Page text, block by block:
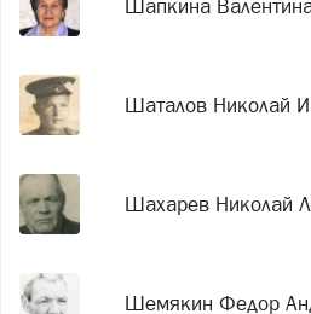
Шапкина
Шаталов Николай
Шахарев Николай
Шемякин Федор